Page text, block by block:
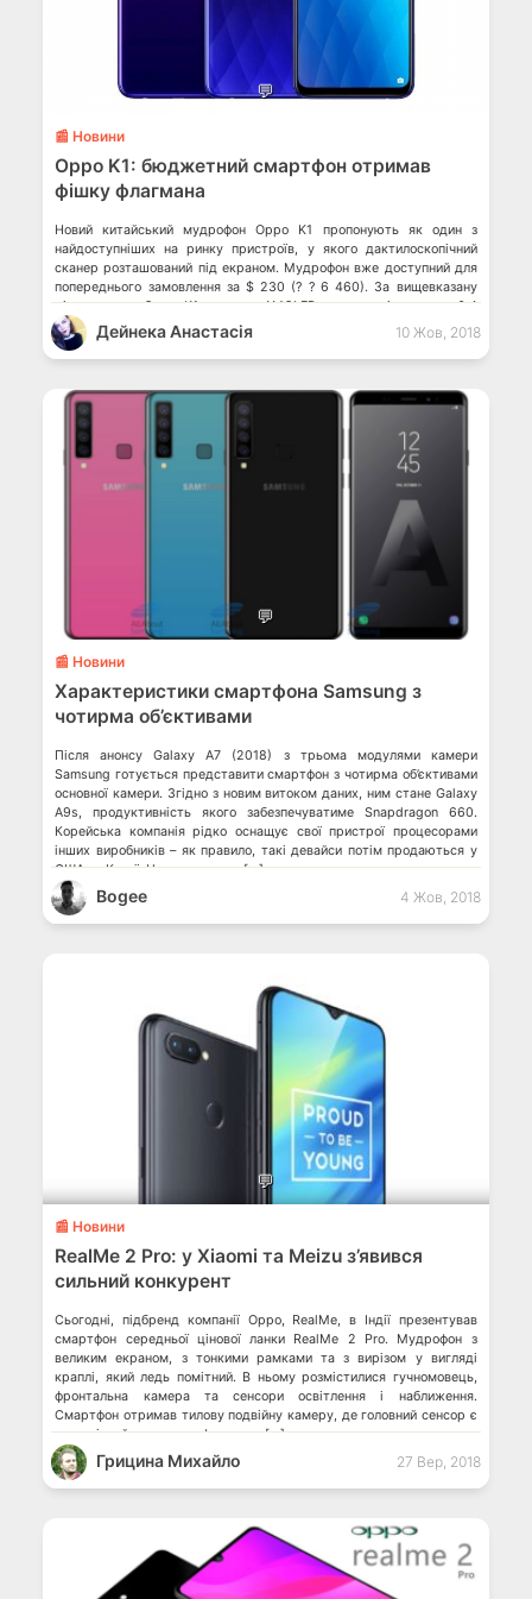
💬
📰 Новини
Oppo K1: бюджетний смартфон отримав
фішку флагмана
Новий китайський мудрофон Oppo K1 пропонують як один з
найдоступніших на ринку пристроїв, у якого дактилоскопічний
сканер розташований під екраном. Мудрофон вже доступний для
попереднього замовлення за $ 230 (? ? 6 460). За вищевказану
ціну власник Oppo K1 отримає AMOLED-екран з діагоналлю 6.4
дюйма і роздільною здатністю 2340 ? 1080 пікселів. За
продуктивність буде відповідати чіпсет […]
Дейнека Анастасiя 10 Жов, 2018
💬
📰 Новини
Характеристики смартфона Samsung з
чотирма об’єктивами
Після анонсу Galaxy A7 (2018) з трьома модулями камери
Samsung готується представити смартфон з чотирма об’єктивами
основної камери. Згідно з новим витоком даних, ним стане Galaxy
A9s, продуктивність якого забезпечуватиме Snapdragon 660.
Корейська компанія рідко оснащує свої пристрої процесорами
інших виробників – як правило, такі девайси потім продаються у
США та Китаї. Це означає, що […]
Bogee 4 Жов, 2018
💬
📰 Новини
RealMe 2 Pro: у Xiaomi та Meizu з’явився
сильний конкурент
Сьогодні, підбренд компанії Oppo, RealMe, в Індії презентував
смартфон середньої цінової ланки RealMe 2 Pro. Мудрофон з
великим екраном, з тонкими рамками та з вирізом у вигляді
краплі, який ледь помітний. В ньому розмістилися гучномовець,
фронтальна камера та сенсори освітлення і наближення.
Смартфон отримав тилову подвійну камеру, де головний сенсор є
аналогічний тому, що у флагмана […]
Грицина Михайло 27 Вер, 2018